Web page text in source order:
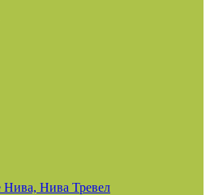
Нива Тревел